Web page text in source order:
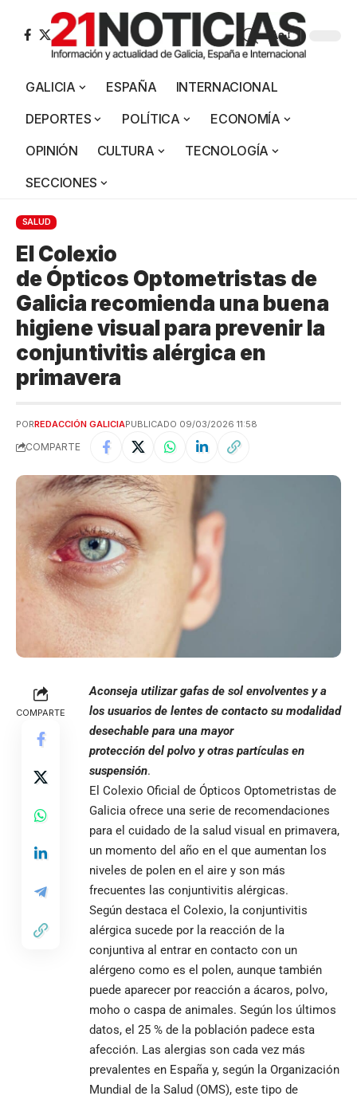
Aa
GALICIA ESPAÑA
INTERNACIONAL
DEPORTES
POLÍTICA
ECONOMÍA
OPINIÓN
CULTURA
TECNOLOGÍA
SECCIONES
SALUD
El Colexio
de Ópticos Optometristas de
Galicia recomienda una buena
higiene visual para prevenir la
conjuntivitis alérgica en
primavera
PORREDACCIÓN GALICIAPUBLICADO 09/03/2026 11:58
COMPARTE
COMPARTE
Aconseja utilizar gafas de sol envolventes y a
los usuarios de lentes de contacto su modalidad
desechable para una mayor
protección del polvo y otras partículas en
suspensión.
El Colexio Oficial de Ópticos Optometristas de
Galicia ofrece una serie de recomendaciones
para el cuidado de la salud visual en primavera,
un momento del año en el que aumentan los
niveles de polen en el aire y son más
frecuentes las conjuntivitis alérgicas.
Según destaca el Colexio, la conjuntivitis
alérgica sucede por la reacción de la
conjuntiva al entrar en contacto con un
alérgeno como es el polen, aunque también
puede aparecer por reacción a ácaros, polvo,
moho o caspa de animales. Según los últimos
datos, el 25 % de la población padece esta
afección. Las alergias son cada vez más
prevalentes en España y, según la Organización
Mundial de la Salud (OMS), este tipo de